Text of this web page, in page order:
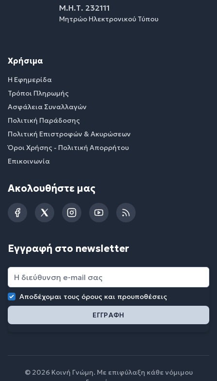
Μ.Η.Τ. 232111
Μητρώο Ηλεκτρονικού Τύπου
Χρήσιμα
Η Εφημερίδα
Τρόποι Πληρωμής
Ασφάλεια Συναλλαγών
Πολιτική Παράδοσης
Πολιτική Επιστροφών & Ακυρώσεων
Όροι Χρήσης - Πολιτική Απορρήτου
Επικοινωνία
Ακολουθήστε μας
FacebookTwitterInstagramYouTubeRSS
Εγγραφή στο newsletter
Αποδέχομαι τους όρους και προυποθέσεις
© 2026 Κοινή Γνώμη. Με επιφύλαξη κάθε νόμιμου